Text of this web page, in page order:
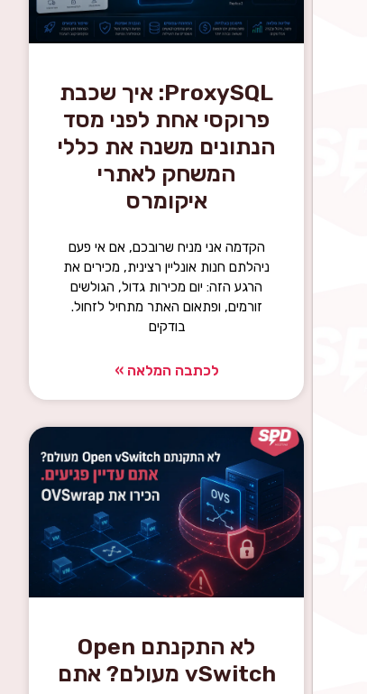
ProxySQL: איך שכבת
פרוקסי אחת לפני מסד
הנתונים משנה את כללי
המשחק לאתרי
איקומרס
הקדמה אני מניח שרובכם, אם אי פעם
ניהלתם חנות אונליין רצינית, מכירים את
הרגע הזה: יום מכירות גדול, הגולשים
זורמים, ופתאום האתר מתחיל לזחול.
בודקים
לכתבה המלאה »
לא התקנתם Open
vSwitch מעולם? אתם